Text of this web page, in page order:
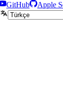
GitHub Apple